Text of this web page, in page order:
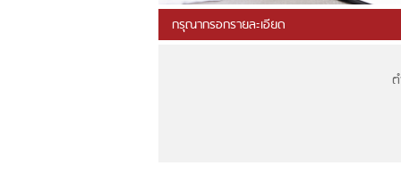
กรุณากรอกรายละเอียด